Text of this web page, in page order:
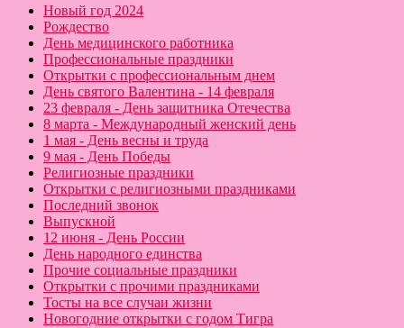
Новый год 2024
Рождество
День медицинского работника
Профессиональные праздники
Открытки с профессиональным днем
День святого Валентина - 14 февраля
23 февраля - День защитника Отечества
8 марта - Международный женский день
1 мая - День весны и труда
9 мая - День Победы
Религиозные праздники
Открытки с религиозными праздниками
Последний звонок
Выпускной
12 июня - День России
День народного единства
Прочие социальные праздники
Открытки с прочими праздниками
Тосты на все случаи жизни
Новогодние открытки с годом Тигра